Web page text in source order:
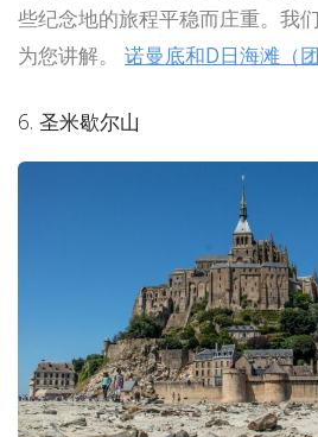
些纪念地的旅程平稳而庄重。我
为您讲解。 诺曼底和D日海滩（团
6. 圣米歇尔山